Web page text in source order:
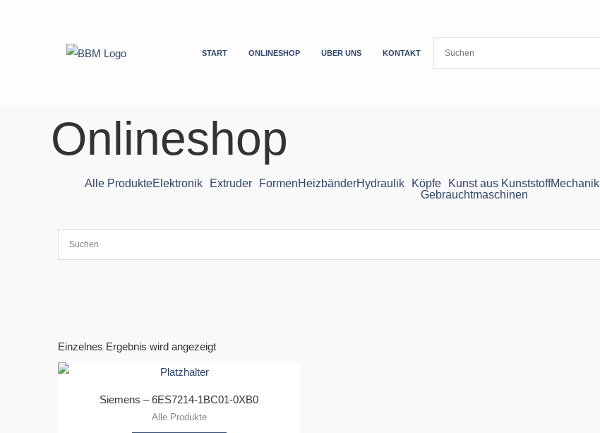
START ONLINESHOP ÜBER UNS
KONTAKT
Onlineshop
Alle ProdukteElektronik Extruder FormenHeizbänderHydraulik Köpfe Kunst aus KunststoffMechanik
Gebrauchtmaschinen
Einzelnes Ergebnis wird angezeigt
Siemens – 6ES7214-1BC01-0XB0
Alle Produkte